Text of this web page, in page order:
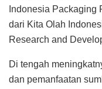
Indonesia Packaging
dari Kita Olah
Research and
Di tengah
dan pemanfaatan